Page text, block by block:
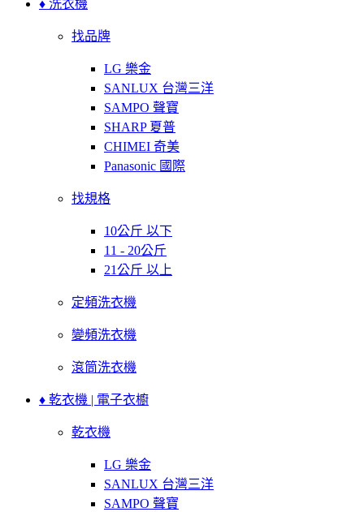
♦ 洗衣機
找品牌
LG 樂金
SANLUX 台灣三洋
SAMPO 聲寶
SHARP 夏普
CHIMEI 奇美
Panasonic 國際
找規格
10公斤 以下
11 - 20公斤
21公斤 以上
定頻洗衣機
變頻洗衣機
滾筒洗衣機
♦ 乾衣機 | 電子衣櫥
乾衣機
LG 樂金
SANLUX 台灣三洋
SAMPO 聲寶